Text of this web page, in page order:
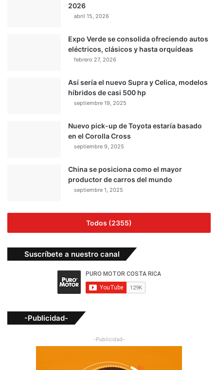
2026
abril 15, 2026
Expo Verde se consolida ofreciendo autos
eléctricos, clásicos y hasta orquídeas
febrero 27, 2026
Así sería el nuevo Supra y Celica, modelos
híbridos de casi 500 hp
septiembre 19, 2025
Nuevo pick-up de Toyota estaría basado
en el Corolla Cross
septiembre 9, 2025
China se posiciona como el mayor
productor de carros del mundo
septiembre 1, 2025
Todos (2355)
Suscríbete a nuestro canal
-Publicidad-
-Publicidad-